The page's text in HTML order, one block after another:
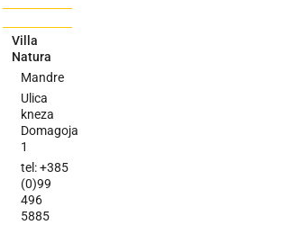
Villa
Natura
Mandre
Ulica
kneza
Domagoja
1
tel: +385
(0)99
496
5885